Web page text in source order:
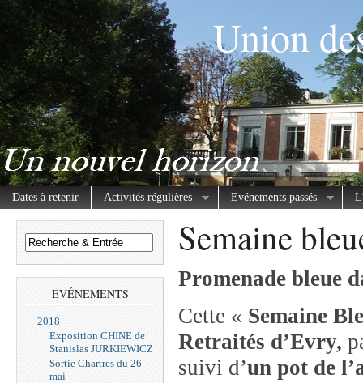
Union
Dates à retenir Activités régulières Evénements passés
EVÉNEMENTS
2018
Exposition CHINE de
Stanislas JURKIEWICZ
Sortie Chartres du 26
mai
Semaine
Promenade bleue
Cette « Semaine
Retraités d’Evry,
suivi d’un pot de